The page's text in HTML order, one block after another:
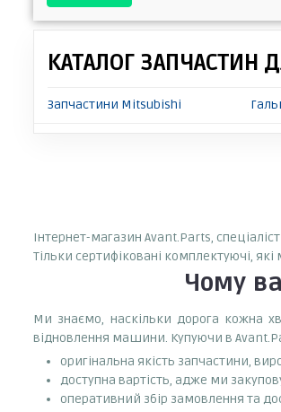
КАТАЛОГ ЗАПЧАСТИН
Запчастини Mitsubishi
Інтернет-магазин Avant.Parts,
Тільки сертифіковані комплектуючі,
Чому
Ми знаємо, наскільки дорога кожна
відновлення машини. Купуючи в
оригінальна якість запчастини,
доступна вартість, адже ми
оперативний збір замовлення та